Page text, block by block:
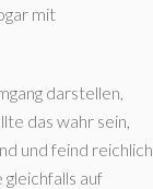
mit
darstellen,
das wahr sein,
und feind reichlich
auf